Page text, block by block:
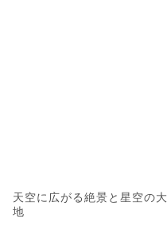
天空に広がる絶景と星空の大
地